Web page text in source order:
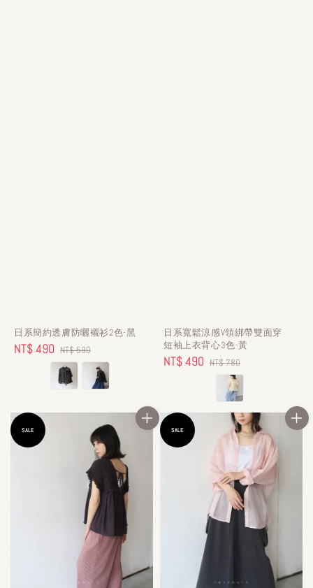
日系簡約透膚防曬襯衫2色-黑
Sale
NT$ 490 Regular
price
NT$ 590
日系寬鬆涼感V領綁帶雙面穿
短袖上衣背心3色-黃
Sale
NT$ 490 Regular
price
NT$ 780
SALE SALE